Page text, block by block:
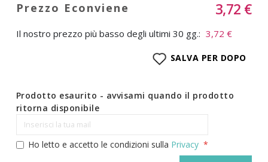
3,72 €
Il nostro prezzo più basso degli ultimi 30 gg.: 3,72 €
SALVA PER DOPO
Prodotto esaurito - avvisami quando il prodotto
ritorna disponibile
Ho letto e accetto le condizioni sulla Privacy